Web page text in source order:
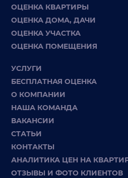
ОЦЕНКА КВАРТИРЫ
ОЦЕНКА ДОМА, ДАЧИ
ОЦЕНКА УЧАСТКА
ОЦЕНКА ПОМЕЩЕНИЯ
УСЛУГИ
БЕСПЛАТНАЯ ОЦЕНКА
О КОМПАНИИ
НАША КОМАНДА
ВАКАНСИИ
СТАТЬИ
КОНТАКТЫ
АНАЛИТИКА ЦЕН НА
ОТЗЫВЫ И ФОТО КЛИЕНТОВ